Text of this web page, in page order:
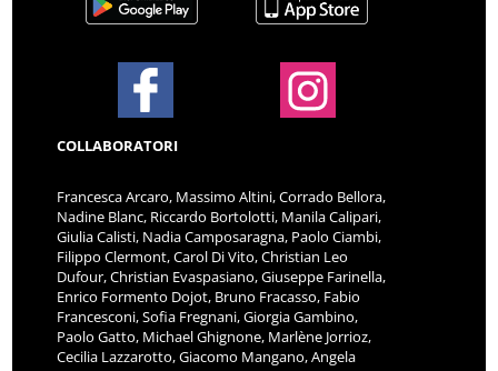
COLLABORATORI
Francesca Arcaro, Massimo Altini, Corrado Bellora,
Nadine Blanc, Riccardo Bortolotti, Manila Calipari,
Giulia Calisti, Nadia Camposaragna, Paolo Ciambi,
Filippo Clermont, Carol Di Vito, Christian Leo
Dufour, Christian Evaspasiano, Giuseppe Farinella,
Enrico Formento Dojot, Bruno Fracasso, Fabio
Francesconi, Sofia Fregnani, Giorgia Gambino,
Paolo Gatto, Michael Ghignone, Marlène Jorrioz,
Cecilia Lazzarotto, Giacomo Mangano, Angela